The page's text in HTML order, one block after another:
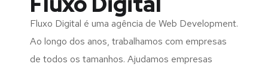
Fluxo Digital é uma agência de Web Development.
Ao longo dos anos, trabalhamos com empresas
de todos os tamanhos. Ajudamos empresas